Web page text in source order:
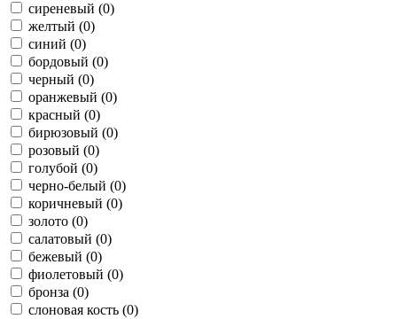
сиреневый (0)
желтый (0)
синий (0)
бордовый (0)
черный (0)
оранжевый (0)
красный (0)
бирюзовый (0)
розовый (0)
голубой (0)
черно-белый (0)
коричневый (0)
золото (0)
салатовый (0)
бежевый (0)
фиолетовый (0)
бронза (0)
слоновая кость (0)